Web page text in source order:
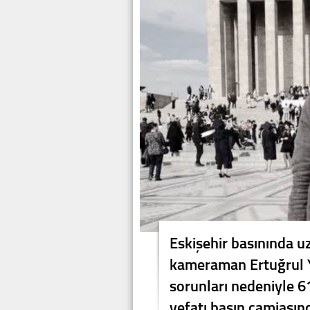
Eskişehir basınında
kameraman Ertuğrul
sorunları nedeniyle